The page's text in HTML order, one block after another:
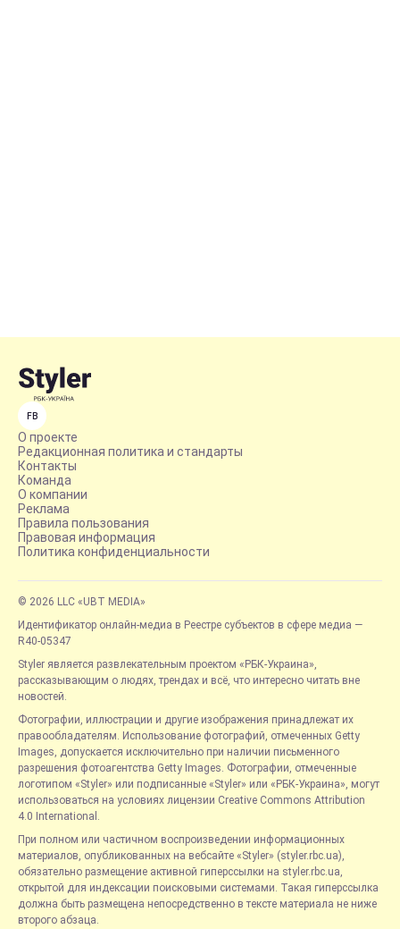
FB
О проекте
Редакционная политика и стандарты
Контакты
Команда
О компании
Реклама
Правила пользования
Правовая информация
Политика конфиденциальности
© 2026 LLC «UBT MEDIA»
Идентификатор онлайн-медиа в Реестре субъектов в сфере медиа —
R40-05347
Styler является развлекательным проектом «РБК-Украина»,
рассказывающим о людях, трендах и всё, что интересно читать вне
новостей.
Фотографии, иллюстрации и другие изображения принадлежат их
правообладателям. Использование фотографий, отмеченных Getty
Images, допускается исключительно при наличии письменного
разрешения фотоагентства Getty Images. Фотографии, отмеченные
логотипом «Styler» или подписанные «Styler» или «РБК-Украина», могут
использоваться на условиях лицензии Creative Commons Attribution
4.0 International.
При полном или частичном воспроизведении информационных
материалов, опубликованных на вебсайте «Styler» (styler.rbc.ua),
обязательно размещение активной гиперссылки на styler.rbc.ua,
открытой для индексации поисковыми системами. Такая гиперссылка
должна быть размещена непосредственно в тексте материала не ниже
второго абзаца.